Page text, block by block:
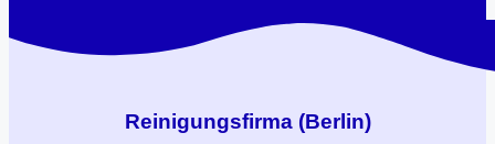
Reinigungsfirma (Berlin)